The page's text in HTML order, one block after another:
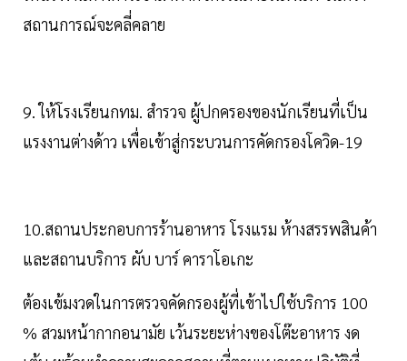
สถานการณ์จะคลี่คลาย
9. ให้โรงเรียนกทม. สำรวจ ผู้ปกครองของนักเรียนที่เป็น
แรงงานต่างด้าว เพื่อเข้าสู่กระบวนการคัดกรองโควิด-19
10.สถานประกอบการร้านอาหาร โรงแรม ห้างสรรพสินค้า
และสถานบริการ ผับ บาร์ คาราโอเกะ
ต้องเข้มงวดในการตรวจคัดกรองผู้ที่เข้าไปใช้บริการ 100
% สวมหน้ากากอนามัย เว้นระยะห่างของโต๊ะอาหาร งด